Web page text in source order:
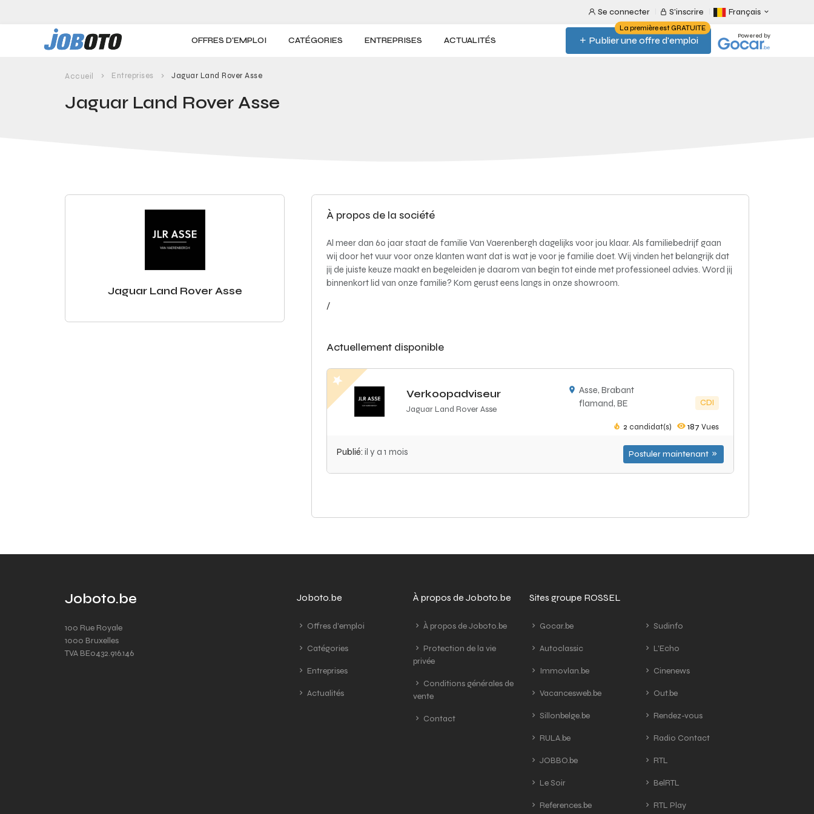
Se connecter S'inscrire Français
OFFRES D'EMPLOI CATÉGORIES ENTREPRISES ACTUALITÉS Publier une offre d'emploi
La première est GRATUITE
Powered by
Accueil Entreprises Jaguar Land Rover Asse
Jaguar Land Rover Asse
Jaguar Land Rover Asse
À propos de la société
Al meer dan 60 jaar staat de familie Van Vaerenbergh dagelijks voor jou klaar. Als familiebedrijf gaan
wij door het vuur voor onze klanten want dat is wat je voor je familie doet. Wij vinden het belangrijk dat
jij de juiste keuze maakt en begeleiden je daarom van begin tot einde met professioneel advies. Word jij
binnenkort lid van onze familie? Kom gerust eens langs in onze showroom.
/
Actuellement disponible
Verkoopadviseur
Jaguar Land Rover Asse
Asse, Brabant
flamand, BE
CDI
2 candidat(s) 187 Vues
Publié:il y a 1 mois Postuler maintenant
Joboto.be
100 Rue Royale
1000 Bruxelles
TVA BE0432.916.146
Joboto.be
Offres d'emploi
Catégories
Entreprises
Actualités
À propos de Joboto.be
À propos de Joboto.be
Protection de la vie
privée
Conditions générales de
vente
Contact
Sites groupe ROSSEL
Gocar.be
Autoclassic
Immovlan.be
Vacancesweb.be
Sillonbelge.be
RULA.be
JOBBO.be
Le Soir
References.be
Sudinfo
L'Echo
Cinenews
Out.be
Rendez-vous
Radio Contact
RTL
BelRTL
RTL Play